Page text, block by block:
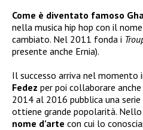
Come è diventato famoso
nella musica hip hop con il
cambiato. Nel 2011 fonda i
presente anche Ernia).
Il successo arriva nel momento
Fedez per poi collaborare anche
2014 al 2016 pubblica una serie
ottiene grande popolarità.
nome d’arte con cui lo